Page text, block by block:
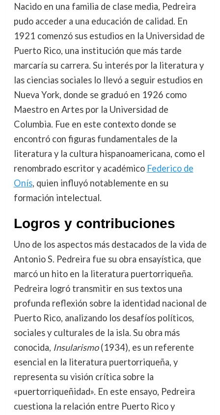
Nacido en una familia de clase media, Pedreira
pudo acceder a una educación de calidad. En
1921 comenzó sus estudios en la Universidad de
Puerto Rico, una institución que más tarde
marcaría su carrera. Su interés por la literatura y
las ciencias sociales lo llevó a seguir estudios en
Nueva York, donde se graduó en 1926 como
Maestro en Artes por la Universidad de
Columbia. Fue en este contexto donde se
encontró con figuras fundamentales de la
literatura y la cultura hispanoamericana, como el
renombrado escritor y académico Federico de
Onís, quien influyó notablemente en su
formación intelectual.
Logros y contribuciones
Uno de los aspectos más destacados de la vida de
Antonio S. Pedreira fue su obra ensayística, que
marcó un hito en la literatura puertorriqueña.
Pedreira logró transmitir en sus textos una
profunda reflexión sobre la identidad nacional de
Puerto Rico, analizando los desafíos políticos,
sociales y culturales de la isla. Su obra más
conocida, Insularismo(1934), es un referente
esencial en la literatura puertorriqueña, y
representa su visión crítica sobre la
«puertorriqueñidad». En este ensayo, Pedreira
cuestiona la relación entre Puerto Rico y